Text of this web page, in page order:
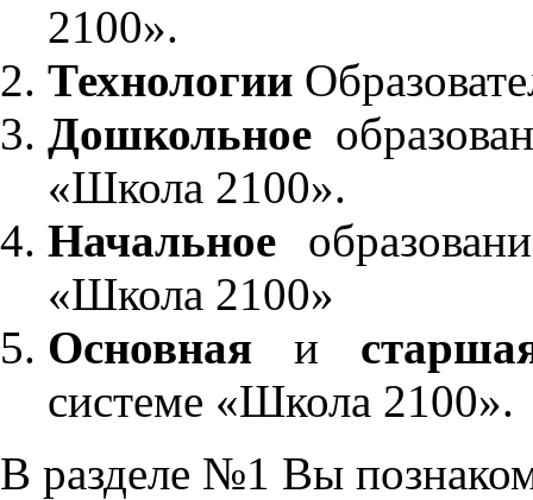
2100».
Технологии
Дошкольное
«Школа 2100».
Начальное
«Школа 2100»
Основнаяи
системе «Школа 2100».
В разделе №1 Вы